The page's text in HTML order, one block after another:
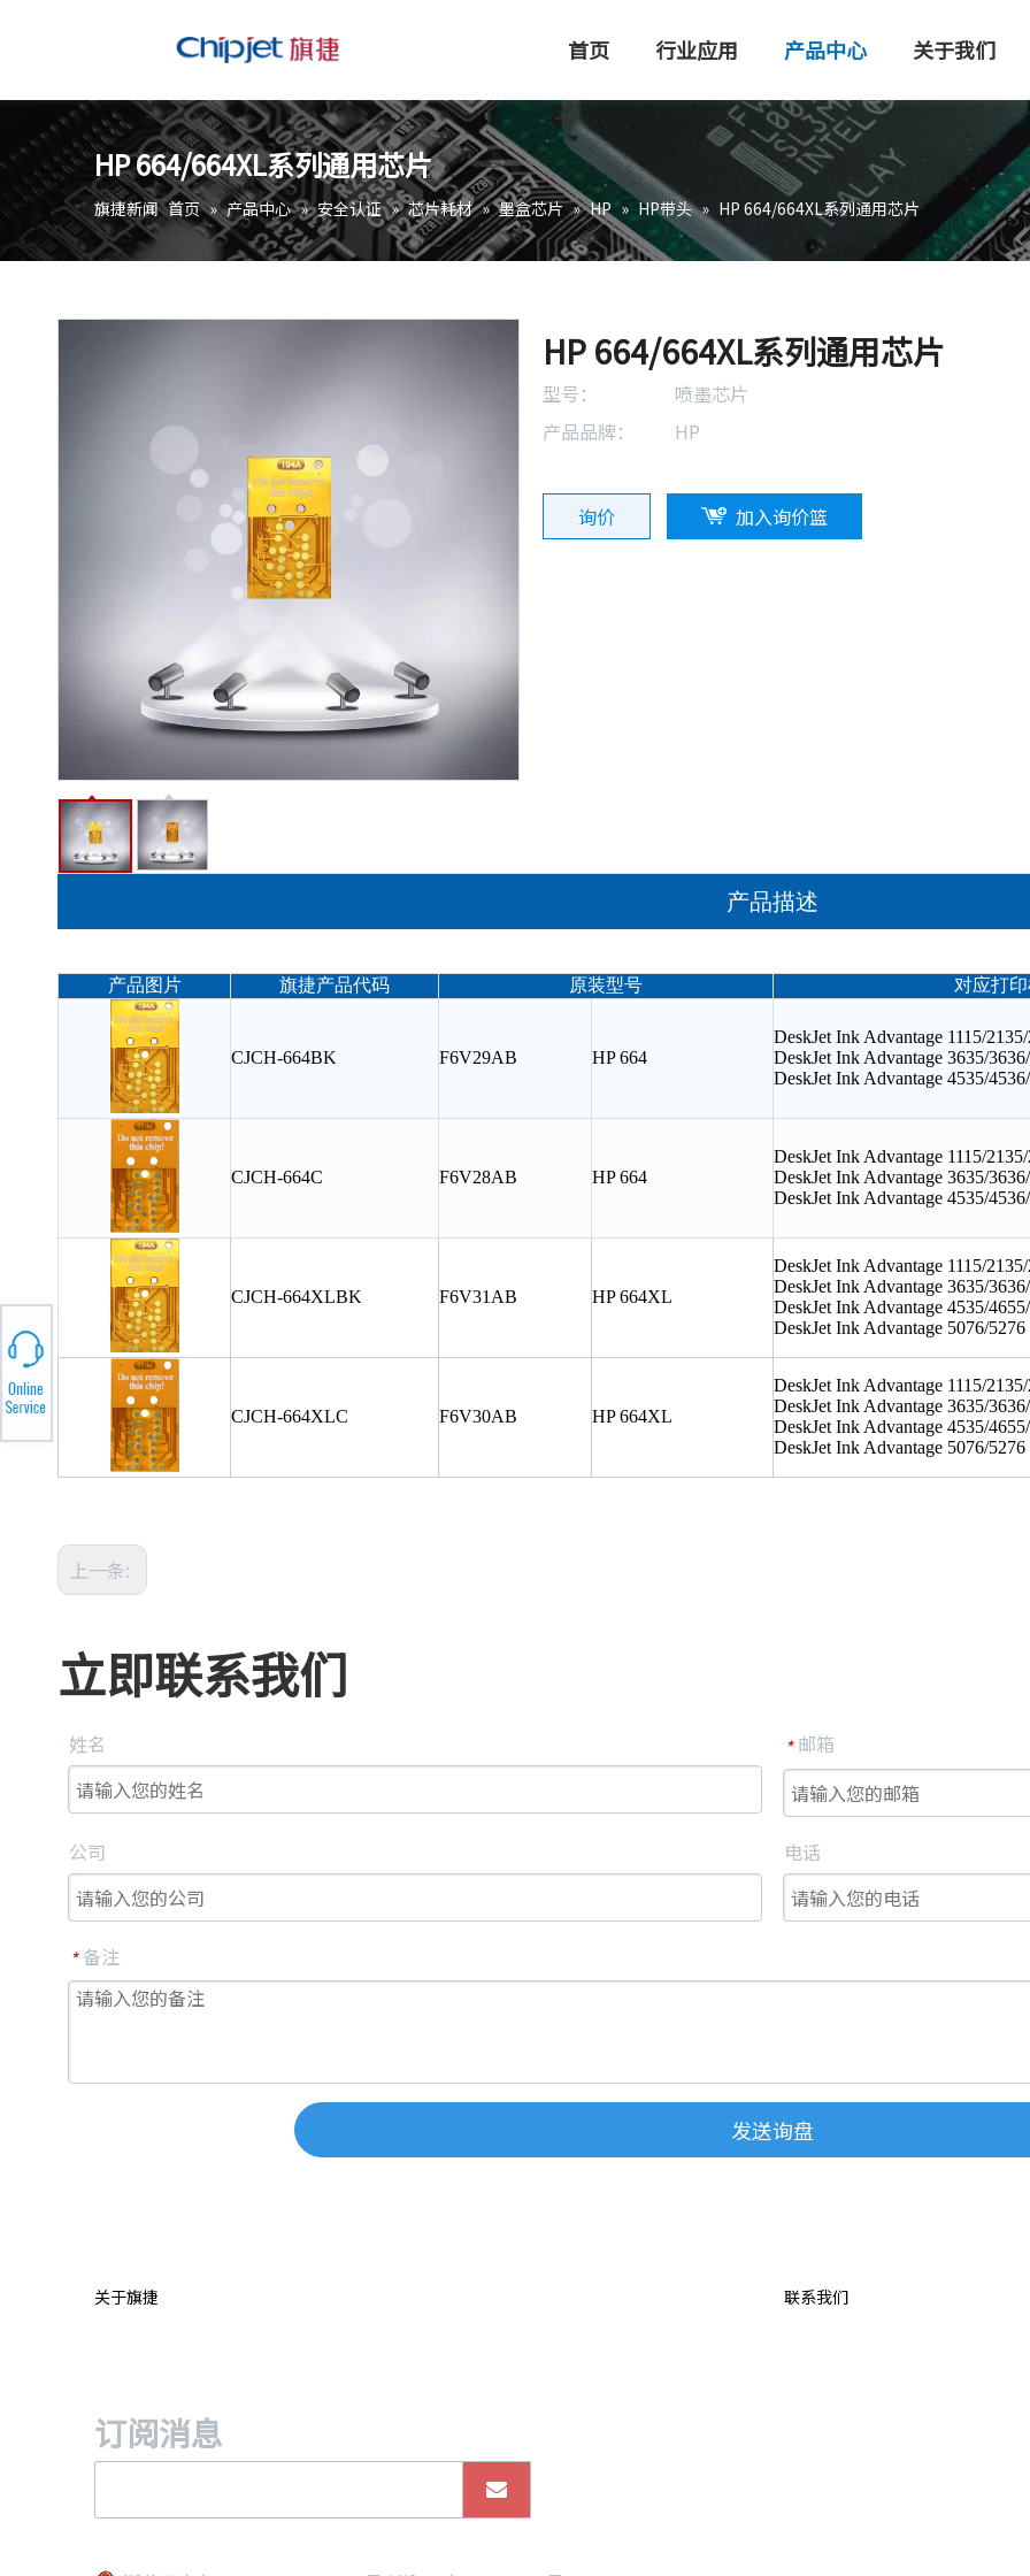
首页 行业应用 产品中心 关于我们
HP 664/664XL系列通用芯片
旗捷新闻 首页 » 产品中心 » 安全认证 » 芯片耗材 » 墨盒芯片 » HP » HP带头 » HP 664/664XL系列通用芯片
HP 664/664XL系列通用芯片
型号：
喷墨芯片
产品品牌：
HP
询价 加入询价篮
产品描述
产品图片 旗捷产品代码 原装型号 对应打
CJCH-664BK F6V29AB HP 664
DeskJet Ink Advantage 1115/
DeskJet Ink Advantage 3635/
DeskJet Ink Advantage 4535/
CJCH-664C F6V28AB HP 664
DeskJet Ink Advantage 1115/
DeskJet Ink Advantage 3635/
DeskJet Ink Advantage 4535/
CJCH-664XLBK F6V31AB HP 664XL
DeskJet Ink Advantage 1115/
DeskJet Ink Advantage 3635/
DeskJet Ink Advantage 4535/
DeskJet Ink Advantage 5076/5276
CJCH-664XLC F6V30AB HP 664XL
DeskJet Ink Advantage 1115/
DeskJet Ink Advantage 3635/
DeskJet Ink Advantage 4535/
DeskJet Ink Advantage 5076/5276
上一条:
立即联系我们
姓名 * 邮箱
公司 电话
* 备注
发送询盘
关于旗捷 联系我们
订阅消息